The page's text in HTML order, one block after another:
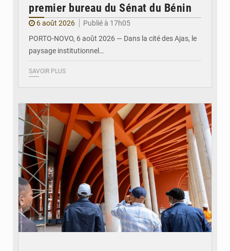
premier bureau du Sénat du Bénin
6 août 2026
Publié à 17h05
PORTO-NOVO, 6 août 2026 — Dans la cité des Ajas, le
paysage institutionnel…
SAVOIR PLUS